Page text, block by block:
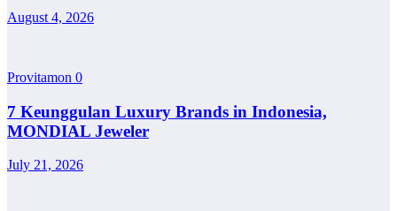
August 4, 2026
Provitamon 0
7 Keunggulan Luxury Brands in Indonesia,
MONDIAL Jeweler
July 21, 2026